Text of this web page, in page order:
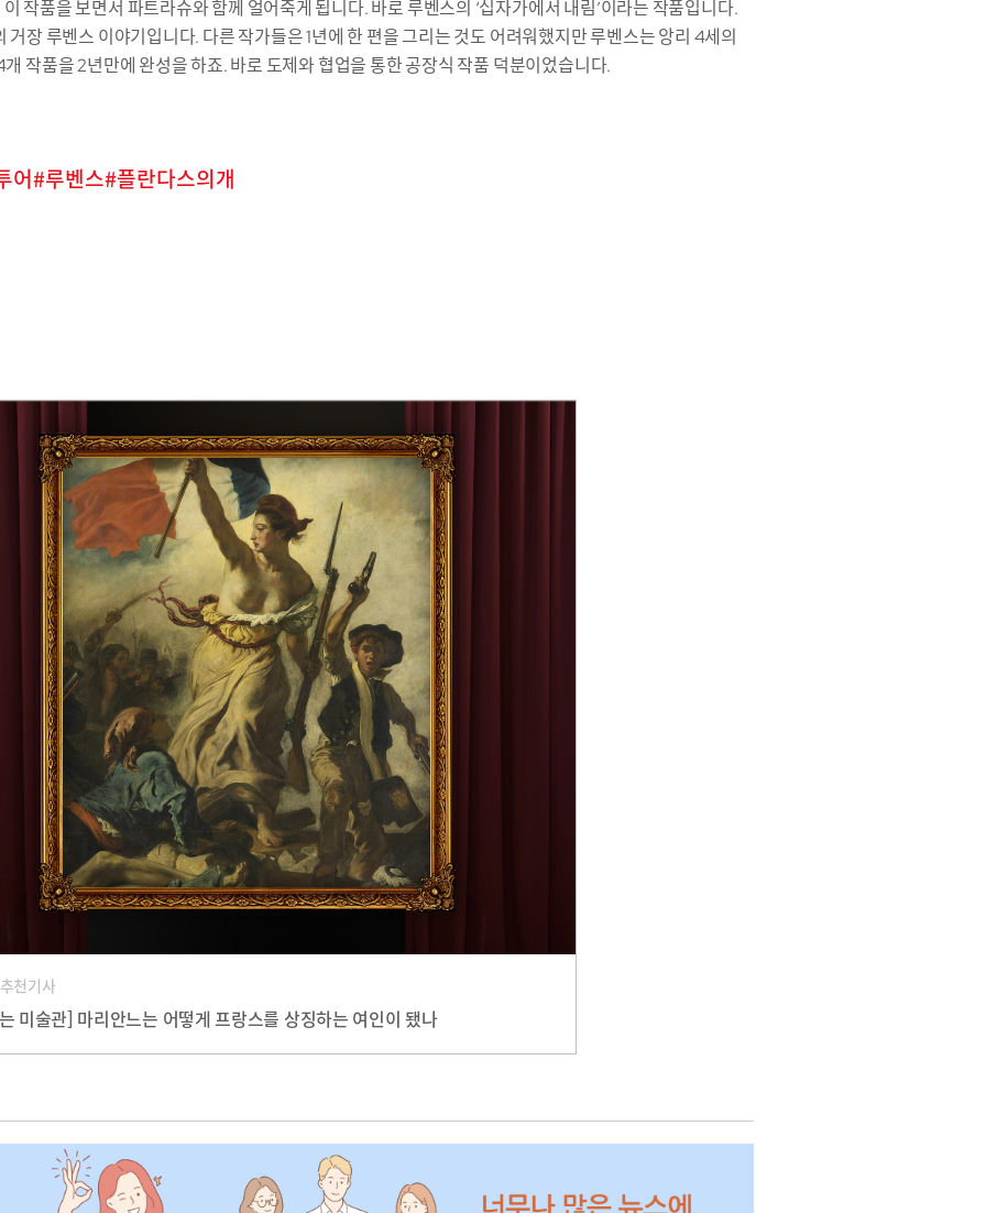
작품을 보면서 파트라슈와 함께 얼어죽게 됩니다. 바로 루벤스의 ‘십자가에서 내림’이라는 작품입니다.
거장 루벤스 이야기입니다. 다른 작가들은 1년에 한 편을 그리는 것도 어려워했지만 루벤스는 앙리 4세의
작품을 2년만에 완성을 하죠. 바로 도제와 협업을 통한 공장식 작품 덕분이었습니다.
천기사
미술관] 마리안느는 어떻게 프랑스를 상징하는 여인이 됐나
어 루벤스 플란다스의개